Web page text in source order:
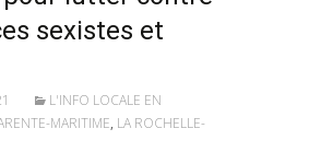
sexistes et
L'INFO LOCALE EN
MARITIME, LA ROCHELLE-